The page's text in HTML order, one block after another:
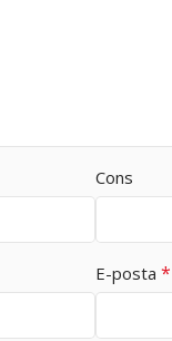
Cons
E-posta *